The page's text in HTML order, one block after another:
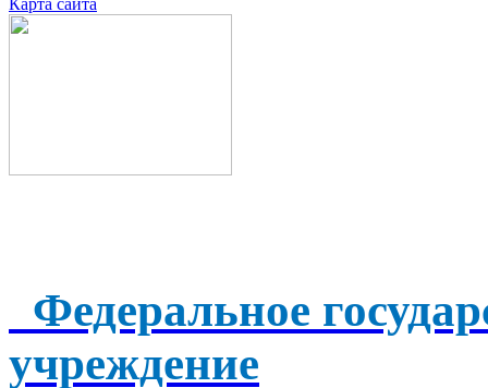
Карта сайта
Федеральное
учреждение